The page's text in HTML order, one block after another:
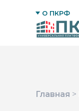
О ПКРФ
КОНТАКТЫ
Главная >